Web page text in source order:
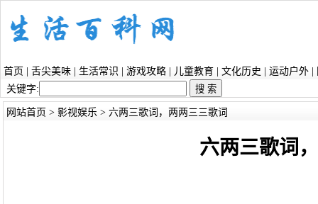
首页 舌尖美味 生活常识 游戏攻略 儿童教育 文化历史 运动户外
关键字:
网站首页 > 影视娱乐 > 六两三歌词，两两三三歌词
六两三歌词